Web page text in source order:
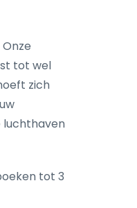
tot wel
zich
luchthaven
tot 3